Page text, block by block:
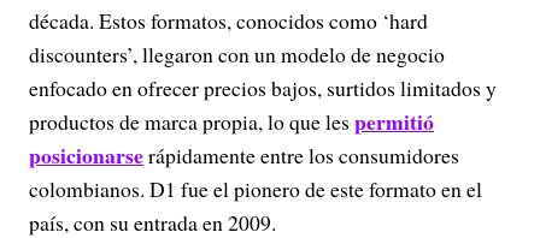
década. Estos formatos, conocidos como ‘hard
discounters’, llegaron con un modelo de negocio
enfocado en ofrecer precios bajos, surtidos limitados y
productos de marca propia, lo que les permitió
posicionarserápidamente entre los consumidores
colombianos. D1 fue el pionero de este formato en el
país, con su entrada en 2009.